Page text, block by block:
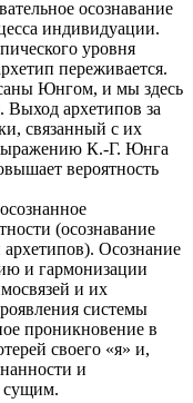
осознавание
индивидуации.
уровня
переживается.
Юнгом, и мы здесь
Выход архетипов за
связанный с их
К.-Г. Юнга
вероятность
осознанное
(осознавание
Осознание
и гармонизации
и их
системы
проникновение в
своего «я» и,
и
сущим.